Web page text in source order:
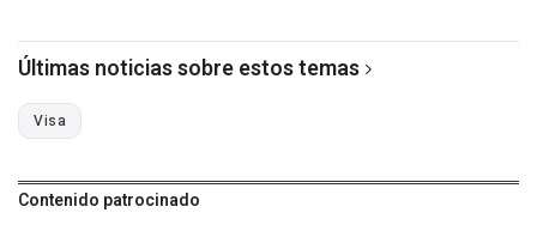
Últimas noticias sobre estos temas
Visa
Contenido patrocinado